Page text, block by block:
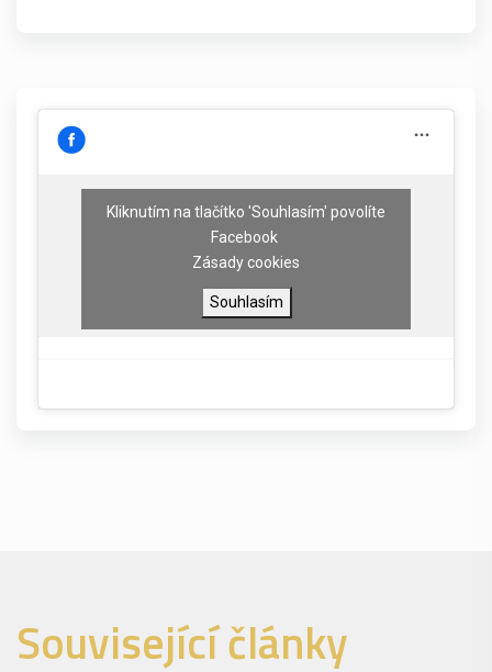
Kliknutím na tlačítko 'Souhlasím' povolíte
Facebook
Zásady cookies
Souhlasím
Související články